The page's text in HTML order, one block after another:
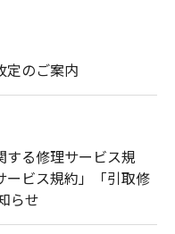
定のご案内
する修理サービス規
ービス規約」「引取修
らせ